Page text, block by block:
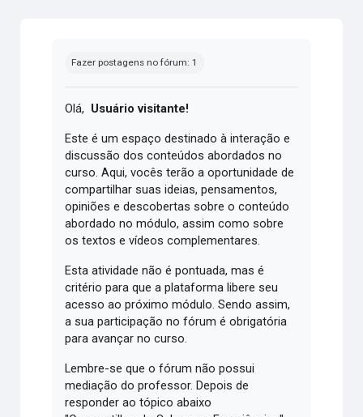
Fazer postagens no fórum: 1
Olá, Usuário visitante!
Este é um espaço destinado à interação e
discussão dos conteúdos abordados no
curso. Aqui, vocês terão a oportunidade de
compartilhar suas ideias, pensamentos,
opiniões e descobertas sobre o conteúdo
abordado no módulo, assim como sobre
os textos e vídeos complementares.
Esta atividade não é pontuada, mas é
critério para que a plataforma libere seu
acesso ao próximo módulo. Sendo assim,
a sua participação no fórum é obrigatória
para avançar no curso.
Lembre-se que o fórum não possui
mediação do professor. Depois de
responder ao tópico abaixo